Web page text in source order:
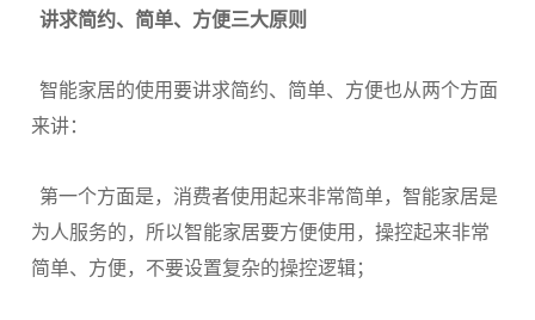
讲求简约、简单、方便三大原则
智能家居的使用要讲求简约、简单、方便也从两个方面
来讲：
第一个方面是，消费者使用起来非常简单，智能家居是
为人服务的，所以智能家居要方便使用，操控起来非常
简单、方便，不要设置复杂的操控逻辑；